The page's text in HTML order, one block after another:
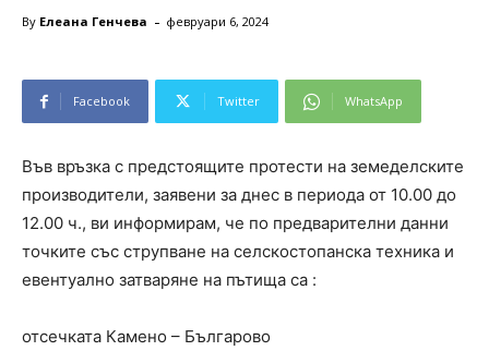
By Елеана Генчева - февруари 6, 2024
Facebook Twitter WhatsApp
Във връзка с предстоящите протести на земеделските
производители, заявени за днес в периода от 10.00 до
12.00 ч., ви информирам, че по предварителни данни
точките със струпване на селскостопанска техника и
евентуално затваряне на пътища са :
отсечката Камено – Българово